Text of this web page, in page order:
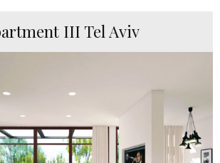
III Tel Aviv